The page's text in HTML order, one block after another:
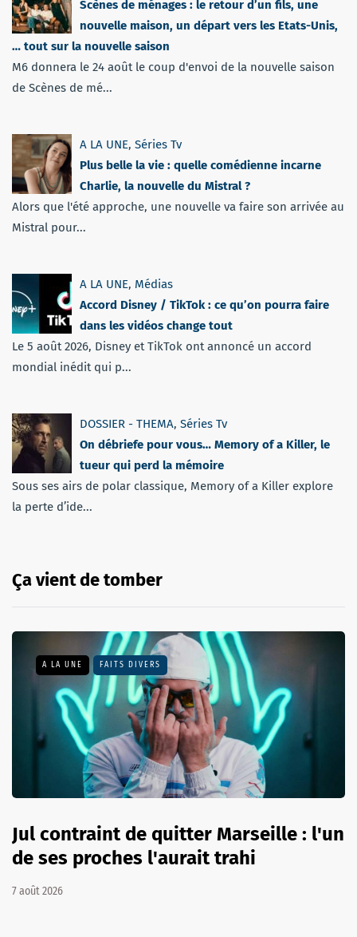
Scènes de ménages : le retour d’un fils, une
nouvelle maison, un départ vers les Etats-Unis,
… tout sur la nouvelle saison
M6 donnera le 24 août le coup d'envoi de la nouvelle saison
de Scènes de mé...
A LA UNE, Séries Tv
Plus belle la vie : quelle comédienne incarne
Charlie, la nouvelle du Mistral ?
Alors que l'été approche, une nouvelle va faire son arrivée au
Mistral pour...
A LA UNE, Médias
Accord Disney / TikTok : ce qu’on pourra faire
dans les vidéos change tout
Le 5 août 2026, Disney et TikTok ont annoncé un accord
mondial inédit qui p...
DOSSIER - THEMA, Séries Tv
On débriefe pour vous… Memory of a Killer, le
tueur qui perd la mémoire
Sous ses airs de polar classique, Memory of a Killer explore
la perte d’ide...
Ça vient de tomber
A LA UNE FAITS DIVERS
Jul contraint de quitter Marseille : l'un
de ses proches l'aurait trahi
7 août 2026